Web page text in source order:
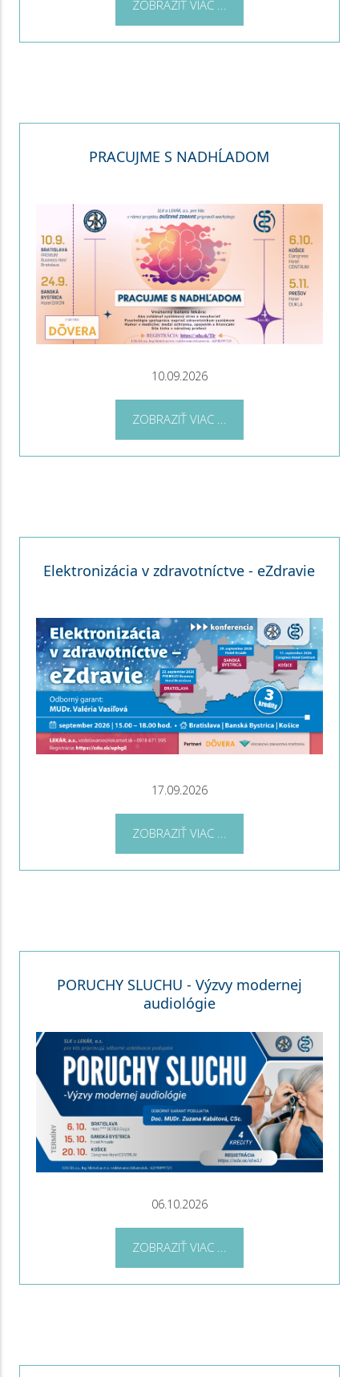
ZOBRAZIŤ VIAC ...
PRACUJME S NADHĹADOM
10.09.2026
ZOBRAZIŤ VIAC ...
Elektronizácia v zdravotníctve - eZdravie
17.09.2026
ZOBRAZIŤ VIAC ...
PORUCHY SLUCHU - Výzvy modernej
audiológie
06.10.2026
ZOBRAZIŤ VIAC ...